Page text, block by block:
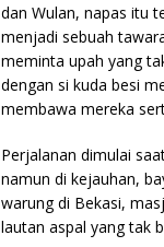
dan Wulan, napas itu
menjadi sebuah
meminta upah yang
dengan si kuda besi
membawa mereka
Perjalanan dimulai
namun di kejauhan,
warung di Bekasi,
lautan aspal yang tak